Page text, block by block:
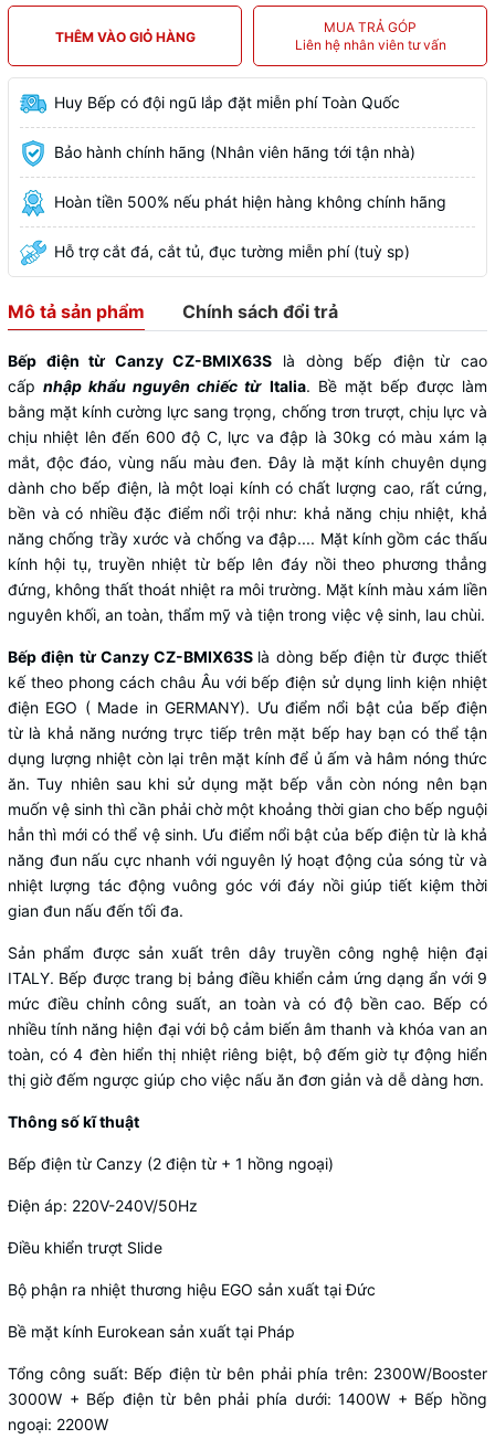
THÊM VÀO GIỎ HÀNG
MUA TRẢ GÓP
Liên hệ nhân viên tư vấn
Huy Bếp có đội ngũ lắp đặt miễn phí Toàn Quốc
Bảo hành chính hãng (Nhân viên hãng tới tận nhà)
Hoàn tiền 500% nếu phát hiện hàng không chính hãng
Hỗ trợ cắt đá, cắt tủ, đục tường miễn phí (tuỳ sp)
Mô tả sản phẩm Chính sách đổi trả
Bếp điện từ Canzy CZ-BMIX63S là dòng bếp điện từ cao
cấpnhập khẩu nguyên chiếc từ Italia. Bề mặt bếp được làm
bằng mặt kính cường lực sang trọng, chống trơn trượt, chịu lực và
chịu nhiệt lên đến 600 độ C, lực va đập là 30kg có màu xám lạ
mắt, độc đáo, vùng nấu màu đen. Đây là mặt kính chuyên dụng
dành cho bếp điện, là một loại kính có chất lượng cao, rất cứng,
bền và có nhiều đặc điểm nổi trội như: khả năng chịu nhiệt, khả
năng chống trầy xước và chống va đập.... Mặt kính gồm các thấu
kính hội tụ, truyền nhiệt từ bếp lên đáy nồi theo phương thẳng
đứng, không thất thoát nhiệt ra môi trường. Mặt kính màu xám liền
nguyên khối, an toàn, thẩm mỹ và tiện trong việc vệ sinh, lau chùi.
Bếp điện từ Canzy CZ-BMIX63S là dòng bếp điện từ được thiết
kế theo phong cách châu Âu với bếp điện sử dụng linh kiện nhiệt
điện EGO ( Made in GERMANY). Ưu điểm nổi bật của bếp điện
từ là khả năng nướng trực tiếp trên mặt bếp hay bạn có thể tận
dụng lượng nhiệt còn lại trên mặt kính để ủ ấm và hâm nóng thức
ăn. Tuy nhiên sau khi sử dụng mặt bếp vẫn còn nóng nên bạn
muốn vệ sinh thì cần phải chờ một khoảng thời gian cho bếp nguội
hẳn thì mới có thể vệ sinh. Ưu điểm nổi bật của bếp điện từ là khả
năng đun nấu cực nhanh với nguyên lý hoạt động của sóng từ và
nhiệt lượng tác động vuông góc với đáy nồi giúp tiết kiệm thời
gian đun nấu đến tối đa.
Sản phẩm được sản xuất trên dây truyền công nghệ hiện đại
ITALY. Bếp được trang bị bảng điều khiển cảm ứng dạng ẩn với 9
mức điều chỉnh công suất, an toàn và có độ bền cao. Bếp có
nhiều tính năng hiện đại với bộ cảm biến âm thanh và khóa van an
toàn, có 4 đèn hiển thị nhiệt riêng biệt, bộ đếm giờ tự động hiển
thị giờ đếm ngược giúp cho việc nấu ăn đơn giản và dễ dàng hơn.
Thông số kĩ thuật
Bếp điện từ Canzy (2 điện từ + 1 hồng ngoại)
Điện áp: 220V-240V/50Hz
Điều khiển trượt Slide
Bộ phận ra nhiệt thương hiệu EGO sản xuất tại Đức
Bề mặt kính Eurokean sản xuất tại Pháp
Tổng công suất: Bếp điện từ bên phải phía trên: 2300W/Booster
3000W + Bếp điện từ bên phải phía dưới: 1400W + Bếp hồng
ngoại: 2200W